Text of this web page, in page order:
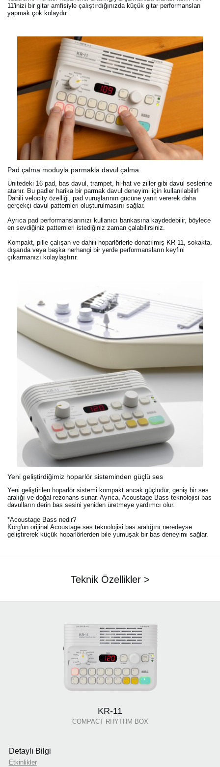
11'inizi bir gitar amfisiyle çalıştırdığınızda küçük gitar performansları
yapmak çok kolaydır.
Pad çalma moduyla parmakla davul çalma
Ünitedeki 16 pad, bas davul, trampet, hi-hat ve ziller gibi davul seslerine
atanır. Bu padler harika bir parmak davul deneyimi için kullanılabilir!
Dahili velocity özelliği, pad vuruşlarının gücüne yanıt vererek daha
gerçekçi davul patternleri oluşturulmasını sağlar.
Ayrıca pad performanslarınızı kullanıcı bankasına kaydedebilir, böylece
en sevdiğiniz patternleri istediğiniz zaman çalabilirsiniz.
Kompakt, pille çalışan ve dahili hoparlörlerle donatılmış KR-11, sokakta,
dışarıda veya başka herhangi bir yerde performansların keyfini
çıkarmanızı kolaylaştırır.
Yeni geliştirdiğimiz hoparlör sisteminden güçlü ses
Yeni geliştirilen hoparlör sistemi kompakt ancak güçlüdür, geniş bir ses
aralığı ve doğal rezonans sunar. Ayrıca, Acoustage Bass teknolojisi bas
davulların derin bas sesini yeniden üretmeye yardımcı olur.
*Acoustage Bass nedir?
Korg'un orijinal Acoustage ses teknolojisi bas aralığını neredeyse
geliştirerek küçük hoparlörlerden bile yumuşak bir bas deneyimi sağlar.
Teknik Özellikler >
KR-11
COMPACT RHYTHM BOX
Detaylı Bilgi
Etkinlikler